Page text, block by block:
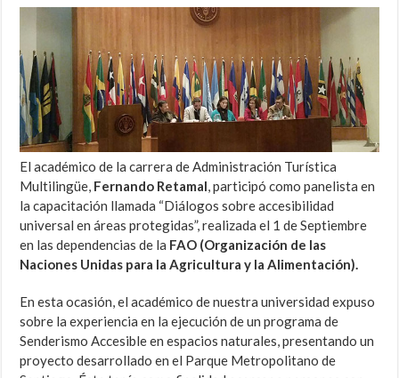
El académico de la carrera de Administración Turística
Multilingüe, Fernando Retamal, participó como panelista en
la capacitación llamada “Diálogos sobre accesibilidad
universal en áreas protegidas”, realizada el 1 de Septiembre
en las dependencias de la FAO (Organización de las
Naciones Unidas para la Agricultura y la Alimentación).
En esta ocasión, el académico de nuestra universidad expuso
sobre la experiencia en la ejecución de un programa de
Senderismo Accesible en espacios naturales, presentando un
proyecto desarrollado en el Parque Metropolitano de